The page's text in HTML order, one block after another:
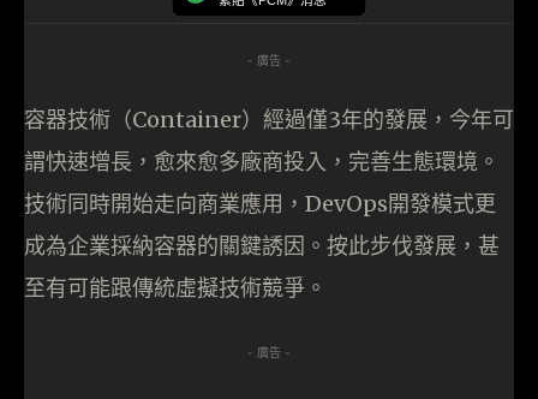
- 廣告 -
容器技術（Container）經過僅3年的發展，今年可
謂快速增長，愈來愈多廠商投入，完善生態環境。
技術同時開始走向商業應用，DevOps開發模式更
成為企業採納容器的關鍵誘因。按此步伐發展，甚
至有可能跟傳統虛擬技術競爭。
- 廣告 -